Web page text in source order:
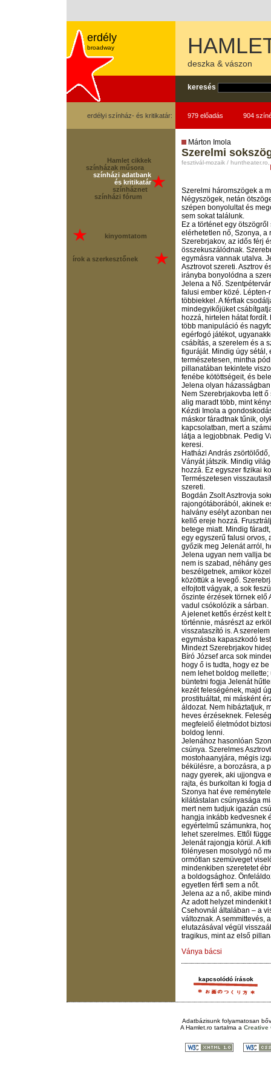
erdély
broadway
deszka & vászon
keresés
erdélyi színház- és kritikatár: 979 előadás 904
Márton Imola
Szerelmi
fesztivál-mozaik /
Szerelmi háromszögek a
Négyszögek, netán
szépen bonyolultat és
sem sokat találunk.
Ez a történet egy
elérhetetlen nő, Szonya, a
Szerebrjakov, az idős férj
összekuszálódnak.
egymásra vannak utalva.
Asztrovot szereti. Asztrov
irányba bonyolódna a
Jelena a Nő.
falusi ember közé.
többiekkel. A férfiak
mindegyikőjüket
hozzá, hirtelen hátat
több manipuláció és
egérfogó játékot,
csábítás, a szerelem és a
figuráját. Mindig úgy sétál,
természetesen, mintha
pillanatában tekintete
fenébe kötöttségeit, és
Jelena olyan
Nem Szerebrjakovba lett
alig maradt több, mint
Kézdi Imola a
máskor fáradtnak tűnik,
kapcsolatban, mert a
látja a legjobbnak. Pedig
keresi.
Hatházi András
Ványát játszik. Mindig
hozzá. Ez egyszer fizikai
Természetesen
szereti.
Bogdán Zsolt Asztrovja
rajongótáborából, akinek
halvány esélyt azonban
kellő ereje hozzá.
betege miatt. Mindig
egy egyszerű falusi orvos,
győzik meg Jelenát arról,
Jelena ugyan nem vallja
nem is szabad, néhány
beszélgetnek, amikor
közöttük a levegő.
elfojtott vágyak, a sok
őszinte érzések törnek elő
vadul csókolózik a sárban.
A jelenet kettős érzést kelt
történnie, másrészt az
visszataszító is. A
egymásba kapaszkodó
Mindezt Szerebrjakov
Bíró József arca sok
hogy ő is tudta, hogy ez
nem lehet boldog
büntetni fogja Jelenát
kezét feleségének, majd
prostituáltat, mi másként
áldozat. Nem hibáztatjuk,
heves érzéseknek.
megfelelő életmódot
boldog lenni.
Jelenához hasonlóan
csúnya. Szerelmes
mostohaanyjára, mégis
békülésre, a borozásra, a
nagy gyerek, aki ujjongva
rajta, és burkoltan ki fogja
Szonya hat éve
kilátástalan csúnyasága
mert nem tudjuk igazán
hangja inkább kedvesnek
egyértelmű számunkra,
lehet szerelmes. Ettől
Jelenát rajongja körül. A
fölényesen mosolygó nő
ormótlan szemüveget
mindenkiben szeretetet
a boldogsághoz.
egyetlen férfi sem a nőt.
Jelena az a nő, akibe
Az adott helyzet
Csehovnál általában – a
változnak. A semmittevés,
elutazásával végül
tragikus, mint az első
Ványa bácsi
kapcsolódó írások
Hamlet cikkek
színházak műsora
színházi adatbank
és kritikatár
színháznet
színházi fórum
kinyomtatom
írok a szerkesztőnek
Adatbázisunk folyamatosan
A Hamlet.ro tartalma a Creative